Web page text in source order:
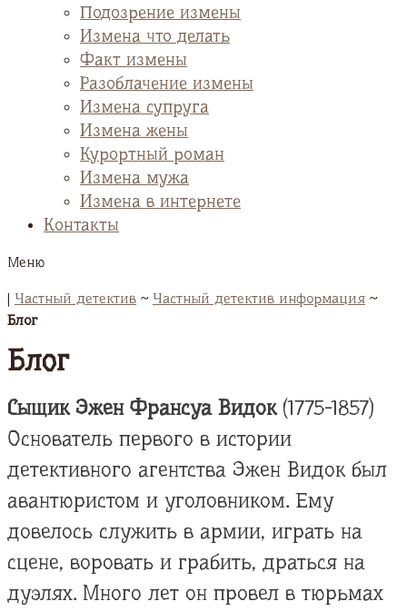
Подозрение измены
Измена что делать
Факт измены
Разоблачение измены
Измена супруга
Измена жены
Курортный роман
Измена мужа
Измена в интернете
Контакты
Меню
| Частный детектив ~ Частный детектив информация ~
Блог
Блог
Сыщик Эжен Франсуа Видок(1775-1857)
Основатель первого в истории
детективного агентства Эжен Видок был
авантюристом и уголовником. Ему
довелось служить в армии, играть на
сцене, воровать и грабить, драться на
дуэлях. Много лет он провел в тюрьмах